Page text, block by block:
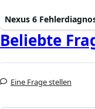
Nexus 6
Beliebte
Eine Frage stellen